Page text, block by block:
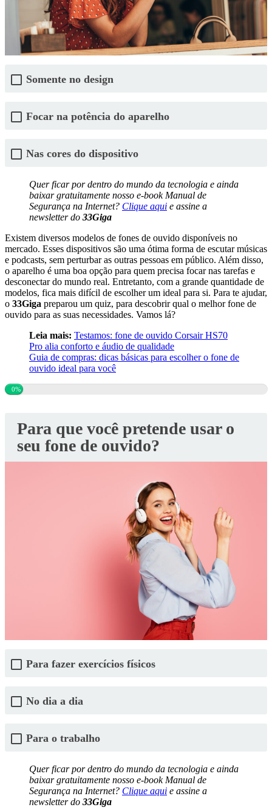
Somente no design
Focar na potência do aparelho
Nas cores do dispositivo
Quer ficar por dentro do mundo da tecnologia e ainda
baixar gratuitamente nosso e-book Manual de
Segurança na Internet? Clique aqui e assine a
newsletter do 33Giga
Existem diversos modelos de fones de ouvido disponíveis no
mercado. Esses dispositivos são uma ótima forma de escutar músicas
e podcasts, sem perturbar as outras pessoas em público. Além disso,
o aparelho é uma boa opção para quem precisa focar nas tarefas e
desconectar do mundo real. Entretanto, com a grande quantidade de
modelos, fica mais difícil de escolher um ideal para si. Para te ajudar,
o 33Giga preparou um quiz, para descobrir qual o melhor fone de
ouvido para as suas necessidades. Vamos lá?
Leia mais: Testamos: fone de ouvido Corsair HS70
Pro alia conforto e áudio de qualidade
Guia de compras: dicas básicas para escolher o fone de
ouvido ideal para você
0%
Para que você pretende usar o
seu fone de ouvido?
Para fazer exercícios físicos
No dia a dia
Para o trabalho
Quer ficar por dentro do mundo da tecnologia e ainda
baixar gratuitamente nosso e-book Manual de
Segurança na Internet? Clique aqui e assine a
newsletter do 33Giga